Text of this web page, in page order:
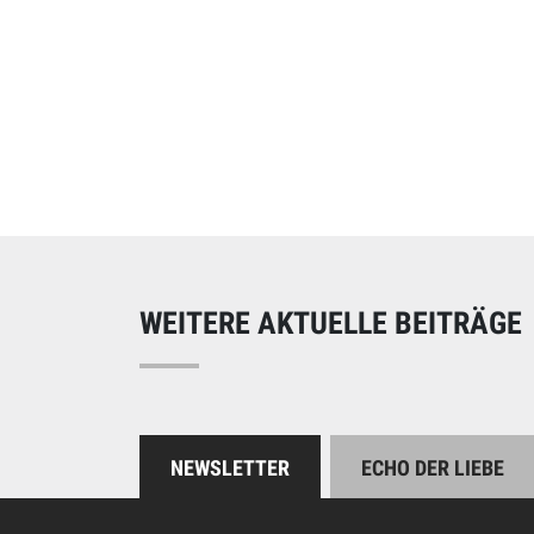
WEITERE AKTUELLE BEITRÄGE
NEWSLETTER ECHO DER LIEBE